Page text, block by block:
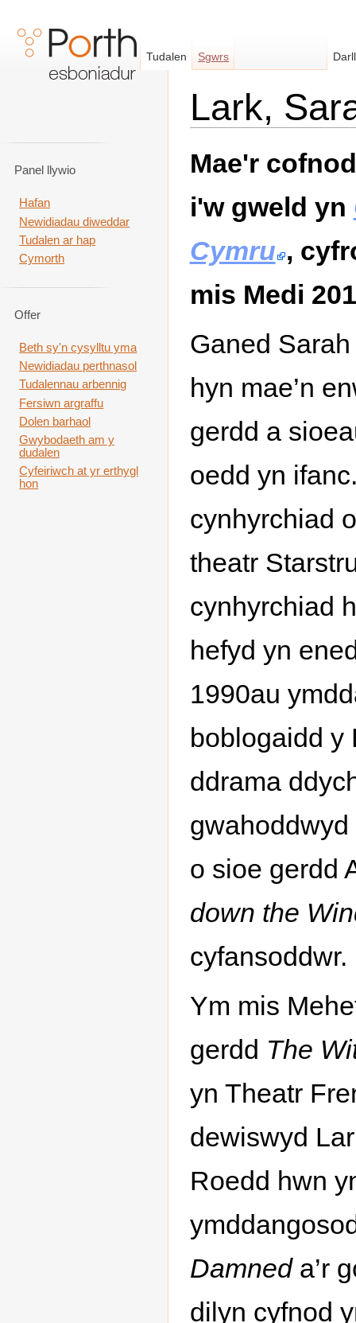
Lark,
Mae'r
i'w gweld yn
Cymru ,
mis Medi
Ganed
hyn mae’n
gerdd a
oedd yn
cynhyrchiad
theatr
cynhyrchiad
hefyd yn
1990au
boblogaidd y
ddrama
o sioe gerdd
down the
cyfansoddwr.
Ym mis
gerdd The
yn Theatr
dewiswyd
Roedd hwn
Damneda’r
dilyn cyfnod
Tudalen Sgwrs
Panel llywio
Hafan
Newidiadau diweddar
Tudalen ar hap
Cymorth
Offer
Beth sy'n cysylltu yma
Newidiadau perthnasol
Tudalennau arbennig
Fersiwn argraffu
Dolen barhaol
Gwybodaeth am y
dudalen
Cyfeiriwch at yr erthygl
hon